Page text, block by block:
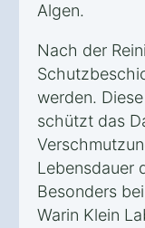
Algen.
Nach der
werden.
schützt das
Lebensdauer
Besonders
Warin Klein